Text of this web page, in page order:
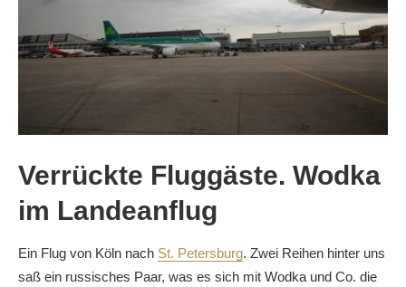
Verrückte Fluggäste. Wodka
im Landeanflug
Ein Flug von Köln nach St. Petersburg. Zwei Reihen hinter uns
saß ein russisches Paar, was es sich mit Wodka und Co. die